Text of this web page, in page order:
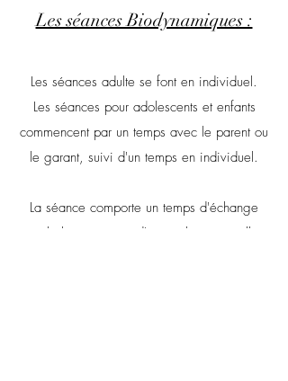
Les séances Biodynamiques :
Les séances adulte se font en individuel.
Les séances pour adolescents et enfants
commencent par un temps avec le parent ou
le garant, suivi d'un temps en individuel.
La séance comporte un temps d'échange
verbal et un temps d'approche corporelle